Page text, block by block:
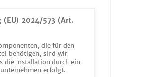
(EU) 2024/573 (Art.
die für den
benötigen, sind wir
die Installation durch ein
erfolgt.